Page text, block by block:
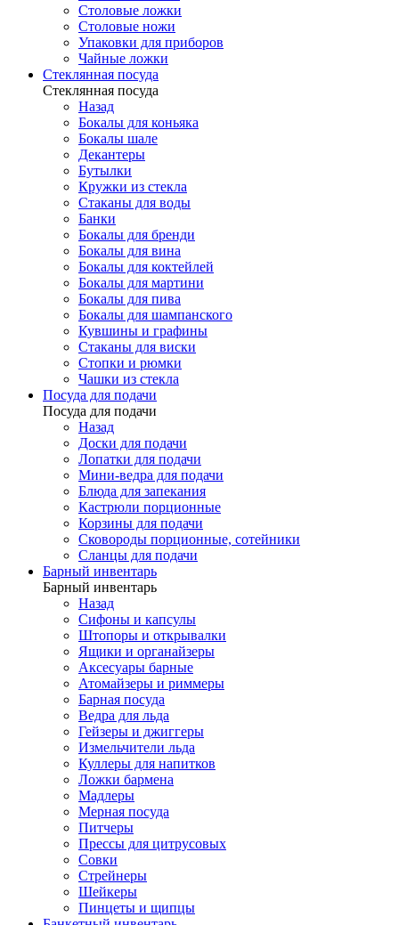
Столовые ложки
Столовые ножи
Упаковки для приборов
Чайные ложки
Стеклянная посуда
Стеклянная посуда
Назад
Бокалы для коньяка
Бокалы шале
Декантеры
Бутылки
Кружки из стекла
Стаканы для воды
Банки
Бокалы для бренди
Бокалы для вина
Бокалы для коктейлей
Бокалы для мартини
Бокалы для пива
Бокалы для шампанского
Кувшины и графины
Стаканы для виски
Стопки и рюмки
Чашки из стекла
Посуда для подачи
Посуда для подачи
Назад
Доски для подачи
Лопатки для подачи
Мини-ведра для подачи
Блюда для запекания
Кастрюли порционные
Корзины для подачи
Сковороды порционные, сотейники
Сланцы для подачи
Барный инвентарь
Барный инвентарь
Назад
Сифоны и капсулы
Штопоры и открывалки
Ящики и органайзеры
Аксесуары барные
Атомайзеры и риммеры
Барная посуда
Ведра для льда
Гейзеры и джиггеры
Измельчители льда
Куллеры для напитков
Ложки бармена
Мадлеры
Мерная посуда
Питчеры
Прессы для цитрусовых
Совки
Стрейнеры
Шейкеры
Пинцеты и щипцы